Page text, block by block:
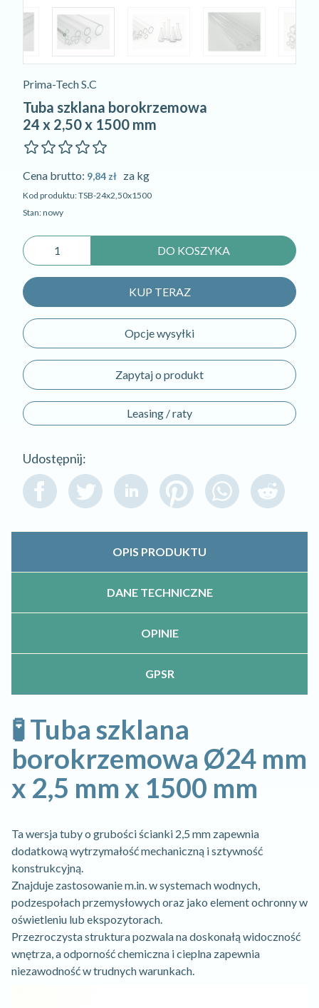
Prima-Tech S.C
Tuba szklana borokrzemowa
24 x 2,50 x 1500 mm
Cena brutto: 9,84 zł za kg
Kod produktu: TSB-24x2,50x1500
Stan: nowy
DO KOSZYKA
KUP TERAZ
Opcje wysyłki
Zapytaj o produkt
Leasing / raty
Udostępnij:
OPIS PRODUKTU
DANE TECHNICZNE
OPINIE
GPSR
🧪Tuba szklana
borokrzemowa Ø24 mm
x 2,5 mm x 1500 mm
Ta wersja tuby o grubości ścianki 2,5 mm zapewnia
dodatkową wytrzymałość mechaniczną i sztywność
konstrukcyjną.
Znajduje zastosowanie m.in. w systemach wodnych,
podzespołach przemysłowych oraz jako element ochronny w
oświetleniu lub ekspozytorach.
Przezroczysta struktura pozwala na doskonałą widoczność
wnętrza, a odporność chemiczna i cieplna zapewnia
niezawodność w trudnych warunkach.